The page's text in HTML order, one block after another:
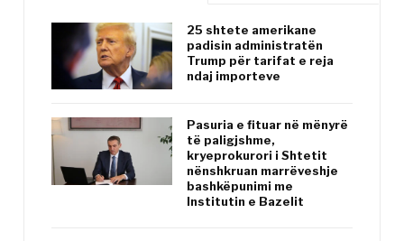
25 shtete amerikane
padisin administratën
Trump për tarifat e reja
ndaj importeve
Pasuria e fituar në mënyrë
të paligjshme,
kryeprokurori i Shtetit
nënshkruan marrëveshje
bashkëpunimi me
Institutin e Bazelit